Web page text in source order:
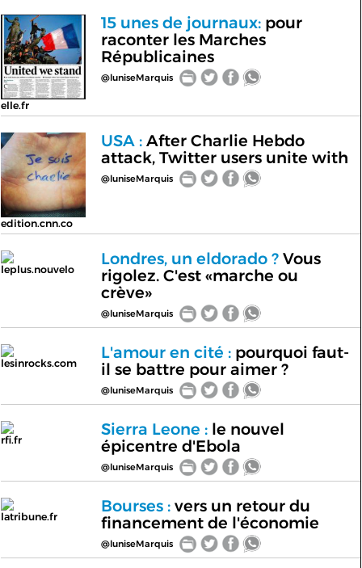
elle.fr
15 unes de journaux:pour
raconter les Marches
Républicaines
@luniseMarquis
edition.cnn.co
USA :After Charlie Hebdo
attack, Twitter users unite with
@luniseMarquis
leplus.nouvelo
Londres, un eldorado ?Vous
rigolez. C'est «marche ou
crève»
@luniseMarquis
lesinrocks.com
L'amour en cité :pourquoi faut-
il se battre pour aimer ?
@luniseMarquis
rfi.fr
Sierra Leone :le nouvel
épicentre d'Ebola
@luniseMarquis
latribune.fr
Bourses :vers un retour du
financement de l'économie
@luniseMarquis